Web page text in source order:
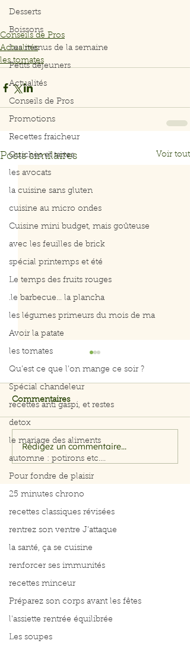
Desserts
Boissons
Les menus de la semaine
Petits déjeuners
Actualités
Conseils de Pros
Promotions
Recettes fraicheur
Quiches et tartes
les avocats
la cuisine sans gluten
cuisine au micro ondes
Cuisine mini budget, mais goûteuse
avec les feuilles de brick
spécial printemps et été
Le temps des fruits rouges
.le barbecue... la plancha
les légumes primeurs du mois de ma
Avoir la patate
les tomates
Qu’est ce que l’on mange ce soir ?
Spécial chandeleur
recettes anti gaspi, et restes
detox
le mariage des aliments
automne : potirons etc....
Pour fondre de plaisir
25 minutes chrono
recettes classiques révisées
rentrez son ventre J'attaque
la santé, ça se cuisine
renforcer ses immunités
recettes minceur
Préparez son corps avant les fêtes
l'assiette rentrée équilibrée
Les soupes
Conseils de Pros
Actualités
les tomates
Posts similaires Voir tout
Filet de saumon aux
herbes et citron
Commentaires
Rédigez un commentaire...